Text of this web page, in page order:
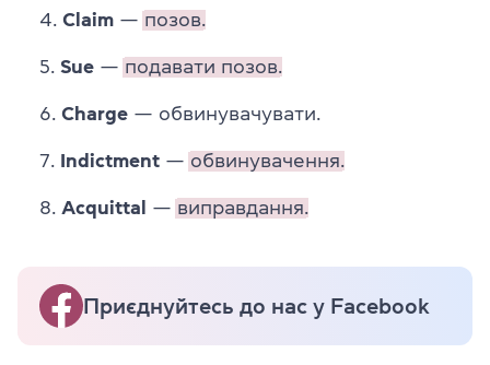
Claim — позов.
Sue — подавати позов.
Charge — обвинувачувати.
Indictment — обвинувачення.
Acquittal — виправдання.
Приєднуйтесь до нас у Facebook